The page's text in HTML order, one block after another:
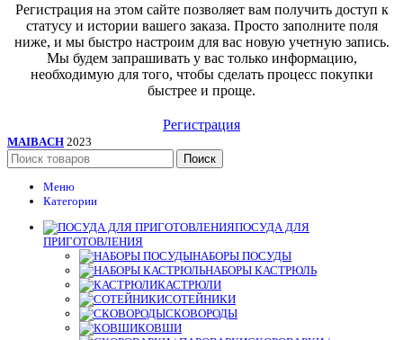
Регистрация на этом сайте позволяет вам получить доступ к
статусу и истории вашего заказа. Просто заполните поля
ниже, и мы быстро настроим для вас новую учетную запись.
Мы будем запрашивать у вас только информацию,
необходимую для того, чтобы сделать процесс покупки
быстрее и проще.
Регистрация
MAIBACH 2023
Поиск
Меню
Категории
ПОСУДА ДЛЯ
ПРИГОТОВЛЕНИЯ
НАБОРЫ ПОСУДЫ
НАБОРЫ КАСТРЮЛЬ
КАСТРЮЛИ
СОТЕЙНИКИ
СКОВОРОДЫ
КОВШИ